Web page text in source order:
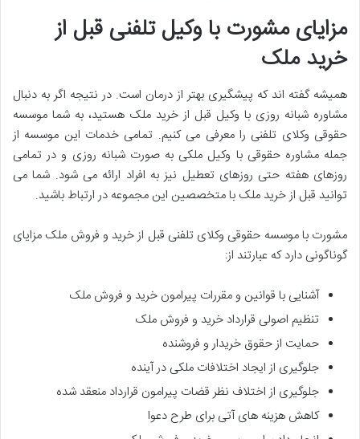
مزایای مشورت با وکیل تلفنی قبل از
خرید ملک
همیشه گفته اند که پیشگیری بهتر از درمان است. در نتیجه اگر به دنبال
مشاوره شبانه روزی با وکیل قبل از خرید ملک هستید، به شما موسسه
حقوقی وکلای تلفنی را معرفی می کنیم. تمامی خدمات این موسسه از
جمله مشاوره حقوقی با وکیل ملکی به صورت شبانه روزی و در تمامی
روزهای هفته حتی روزهای تعطیل نیز به افراد ارائه می شود. شما می
توانید قبل از خرید ملک با متخصصین این مجموعه در ارتباط باشید.
مشورت با موسسه حقوقی وکلای تلفنی قبل از خرید و فروش ملک مزایای
گوناگونی دارد که عبارتند از:
آشنایی با قوانین و مقررات پیرامون خرید و فروش ملک
تنظیم اصولی قرارداد خرید و فروش ملک
حمایت از حقوق خریدار و فروشنده
جلوگیری از ایجاد اختلافات ملکی در آینده
جلوگیری از اختلاف نظر قضات پیرامون قرارداد منعقد شده
کاهش هزینه های آتی برای طرح دعوا